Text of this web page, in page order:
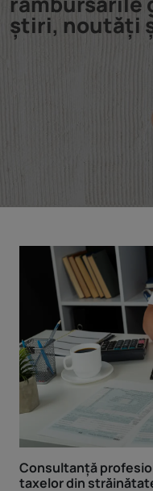
știri, noutăți
Consultanță
taxelor din